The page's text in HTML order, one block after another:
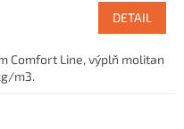
DETAIL
Comfort Line, výplň molitan
m3.